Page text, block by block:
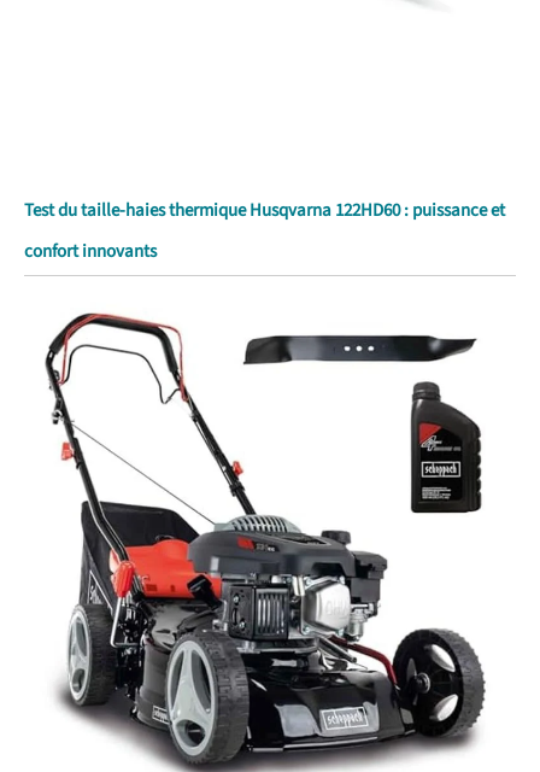
Test du taille-haies thermique Husqvarna 122HD60 : puissance et
confort innovants